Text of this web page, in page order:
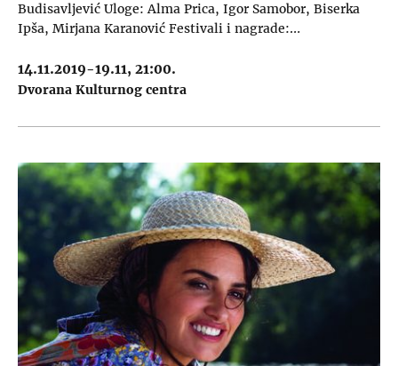
Budisavljević Uloge: Alma Prica, Igor Samobor, Biserka
Ipša, Mirjana Karanović Festivali i nagrade:…
14.11.2019-19.11, 21:00.
Dvorana Kulturnog centra